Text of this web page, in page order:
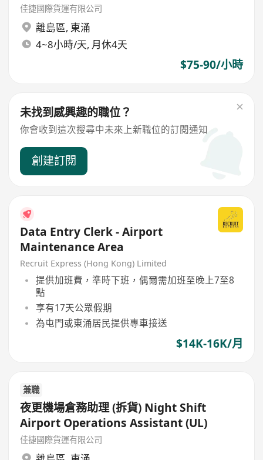
佳捷國際貨運有限公司
離島區, 東涌
4~8小時/天, 月休4天
$75-90/小時
未找到感興趣的職位？
你會收到這次搜尋中未來上新職位的訂閱通知
創建訂閱
Data Entry Clerk - Airport
Maintenance Area
Recruit Express (Hong Kong) Limited
提供加班費，準時下班，偶爾需加班至晚上7至8
點
享有17天公眾假期
為屯門或東涌居民提供專車接送
$14K-16K/月
兼職
夜更機場倉務助理 (拆貨) Night Shift
Airport Operations Assistant (UL)
佳捷國際貨運有限公司